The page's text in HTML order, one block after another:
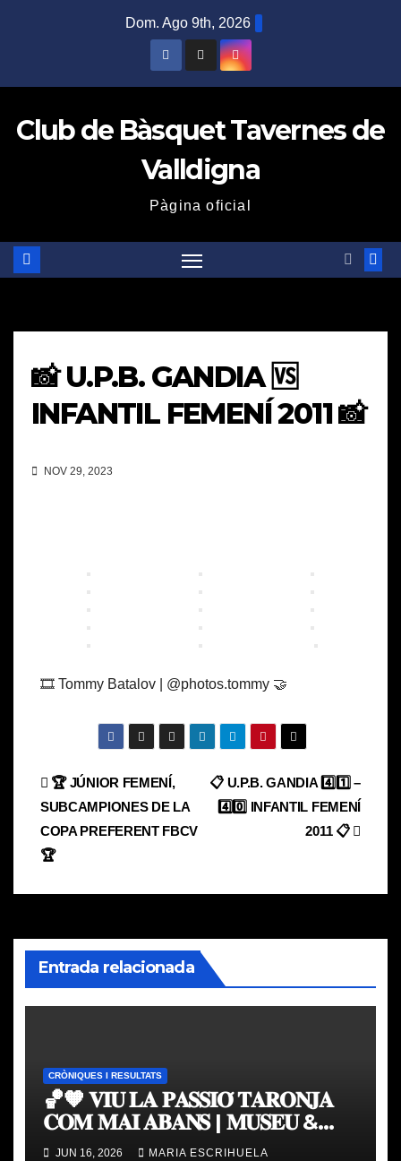
Dom. Ago 9th, 2026
Club de Bàsquet Tavernes de
Valldigna
Pàgina oficial
📸 U.P.B. GANDIA 🆚
INFANTIL FEMENÍ 2011 📸
NOV 29, 2023
🎞️ Tommy Batalov | @photos.tommy 🤝
Navegación
de
entradas
📋 U.P.B. GANDIA 4️⃣1️⃣ –
4️⃣0️⃣ INFANTIL FEMENÍ
2011 📋
🏆 JÚNIOR FEMENÍ,
SUBCAMPIONES DE LA
COPA PREFERENT FBCV
🏆
Entrada relacionada
CRÒNIQUES I RESULTATS
🏀🧡 𝐕𝐈𝐔 𝐋𝐀 𝐏𝐀𝐒𝐒𝐈𝐎́ 𝐓𝐀𝐑𝐎𝐍𝐉𝐀
𝐂𝐎𝐌 𝐌𝐀𝐈 𝐀𝐁𝐀𝐍𝐒 | 𝐌𝐔𝐒𝐄𝐔 &
𝐓𝐎𝐔𝐑 𝐕𝐀𝐋𝐄𝐍𝐂𝐈𝐀 𝐁𝐀𝐒𝐊𝐄𝐓
JUN 16, 2026 MARIA ESCRIHUELA